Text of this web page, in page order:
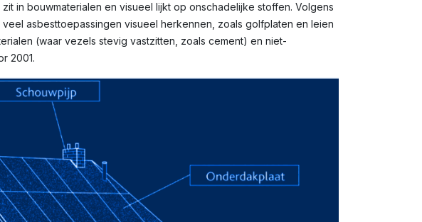
in bouwmaterialen en visueel lijkt op onschadelijke stoffen. Volgens
asbesttoepassingen visueel herkennen, zoals golfplaten en leien
(waar vezels stevig vastzitten, zoals cement) en niet-
2001.